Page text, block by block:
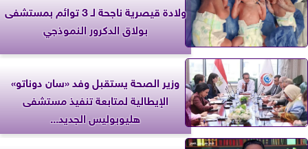
ولادة قيصرية ناجحة لـ 3 توائم بمستشفى
بولاق الدكرور النموذجي
وزير الصحة يستقبل وفد «سان دوناتو»
الإيطالية لمتابعة تنفيذ مستشفى
هليوبوليس الجديد...